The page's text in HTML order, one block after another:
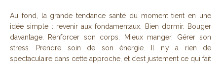
Au fond, la grande tendance santé du moment tient en une
idée simple : revenir aux fondamentaux. Bien dormir. Bouger
davantage. Renforcer son corps. Mieux manger. Gérer son
stress. Prendre soin de son énergie. Il n’y a rien de
spectaculaire dans cette approche, et c’est justement ce qui fait